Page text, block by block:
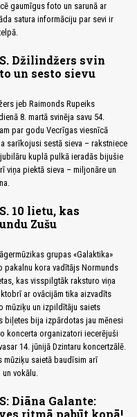
gaumīgus foto un sarunā ar
satura informāciju par sevi ir
Džilindžers svin
un sesto sievu
jeb Raimonds Rupeiks
8. martā svinēja savu 54.
par godu Vecrīgas viesnīcā
sarīkojusi sestā sieva – rakstniece
kuplā pulkā ieradās bijušie
viņa piektā sieva – miljonāre un
10 lietu, kas
Zušu
grupas «Galaktika»
pakalnu kora vadītājs Normunds
kas visspilgtāk raksturo viņa
ar ovācijām tika aizvadīts
mūziķu un izpildītāju saiets
biļetes bija izpārdotas jau mēnesi
koncerta organizatori iecerējuši
14. jūnijā Dzintaru koncertzālē.
mūziķu saietā baudīsim arī
un vokālu.
Diāna Galante: